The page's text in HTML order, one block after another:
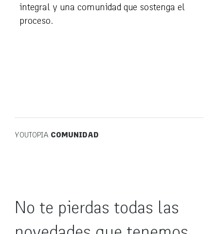
integral y una comunidad que sostenga el
proceso.
YOUTOPIA COMUNIDAD
No te pierdas todas las